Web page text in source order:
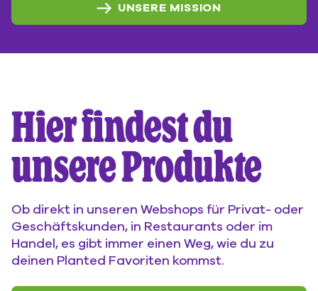
UNSERE MISSION
Hier findest du
unsere Produkte
Ob direkt in unseren Webshops für Privat- oder
Geschäftskunden, in Restaurants oder im
Handel, es gibt immer einen Weg, wie du zu
deinen Planted Favoriten kommst.